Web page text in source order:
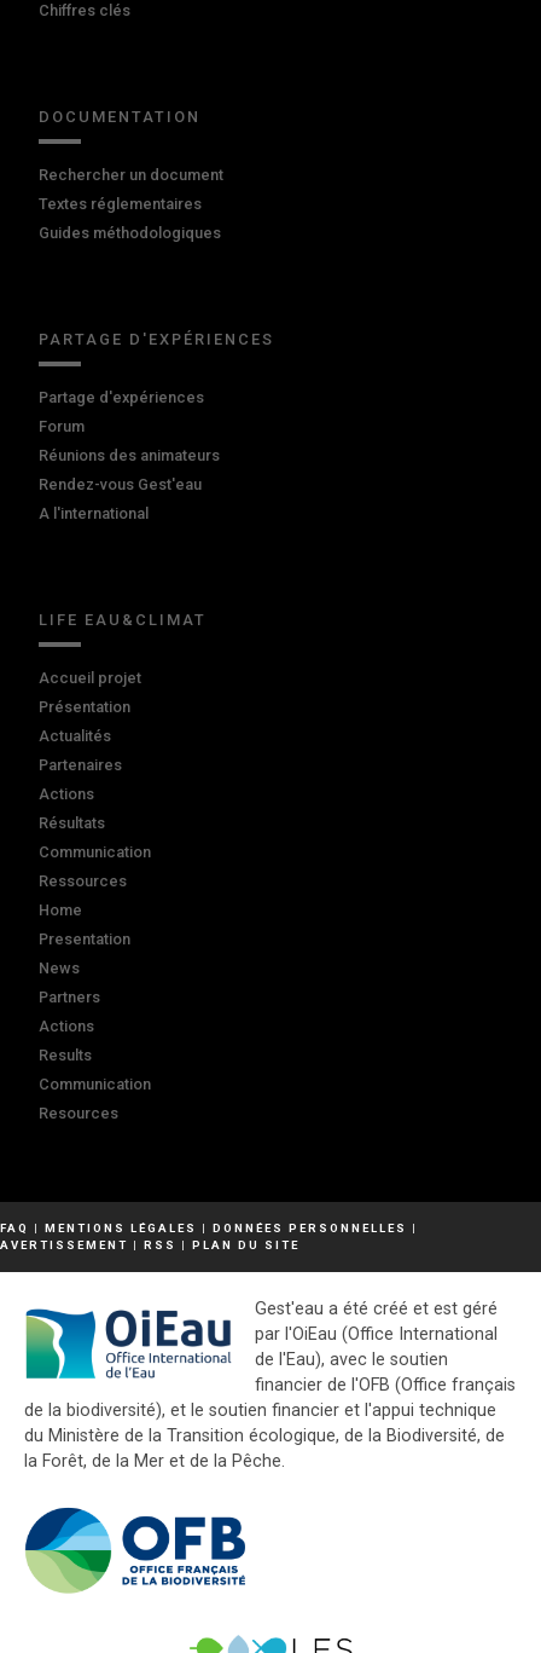
Chiffres clés
DOCUMENTATION
Rechercher un document
Textes réglementaires
Guides méthodologiques
PARTAGE D'EXPÉRIENCES
Partage d'expériences
Forum
Réunions des animateurs
Rendez-vous Gest'eau
A l'international
LIFE EAU&CLIMAT
Accueil projet
Présentation
Actualités
Partenaires
Actions
Résultats
Communication
Ressources
Home
Presentation
News
Partners
Actions
Results
Communication
Resources
FAQ | MENTIONS LÉGALES | DONNÉES PERSONNELLES
|
AVERTISSEMENT | RSS | PLAN DU SITE
Gest'eau a été créé et est géré
par l'OiEau (Office International
de l'Eau), avec le soutien
financier de l'OFB (Office français
de la biodiversité), et le soutien financier et l'appui technique
du Ministère de la Transition écologique, de la Biodiversité, de
la Forêt, de la Mer et de la Pêche.